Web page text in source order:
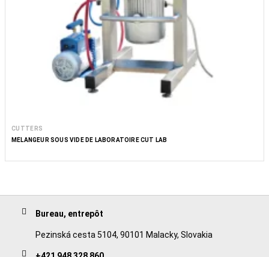
CUTTERS
MÉLANGEUR SOUS VIDE DE LABORATOIRE CUT LAB
Bureau, entrepôt
Pezinská cesta 5104, 90101 Malacky, Slovakia